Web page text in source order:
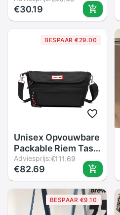
Handtas Toevallige
Tote Rits
Messenger Bags
€30.19
BESPAAR €29.00
Unisex Opvouwbare
Packable Riem Tas
Voor Outdoor
Avonturen
Waterbestendig
Sport Draagbare
Sporttas Telefoon
Adviesprijs:€111.69
€82.69
BESPAAR €9.10